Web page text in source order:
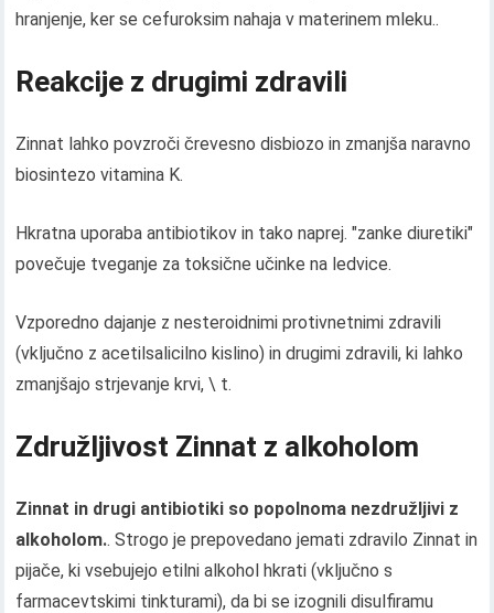
hranjenje, ker se cefuroksim nahaja v materinem mleku..
Reakcije z drugimi zdravili
Zinnat lahko povzroči črevesno disbiozo in zmanjša naravno
biosintezo vitamina K.
Hkratna uporaba antibiotikov in tako naprej. "zanke diuretiki"
povečuje tveganje za toksične učinke na ledvice.
Vzporedno dajanje z nesteroidnimi protivnetnimi zdravili
(vključno z acetilsalicilno kislino) in drugimi zdravili, ki lahko
zmanjšajo strjevanje krvi, \ t.
Združljivost Zinnat z alkoholom
Zinnat in drugi antibiotiki so popolnoma nezdružljivi z
alkoholom.. Strogo je prepovedano jemati zdravilo Zinnat in
pijače, ki vsebujejo etilni alkohol hkrati (vključno s
farmacevtskimi tinkturami), da bi se izognili disulfiramu